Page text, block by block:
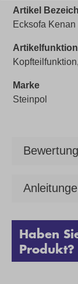
Artikel
Ecksofa Kenan
Marke
Steinpol
Haben
Produkt?